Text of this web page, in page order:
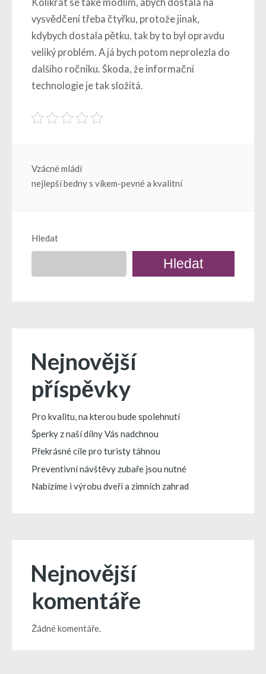
vysvědčení třeba čtyřku, protože jinak,
kdybych dostala pětku, tak by to byl opravdu
veliký problém. A já bych potom neprolezla do
dalšího ročníku. Škoda, že informační
technologie je tak složitá.
Navigace
příspěvek
Vzácné mládí
nejlepší bedny s víkem-pevné a kvalitní
Hledat
Hledat
Nejnovější
příspěvky
Pro kvalitu, na kterou bude spolehnutí
Šperky z naší dílny Vás nadchnou
Překrásné cíle pro turisty táhnou
Preventivní návštěvy zubaře jsou nutné
Nabízíme i výrobu dveří a zimních zahrad
Nejnovější
komentáře
Žádné komentáře.